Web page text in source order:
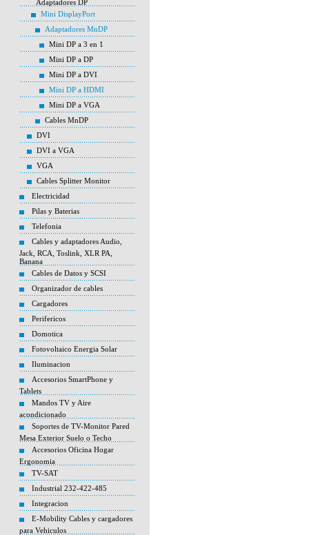
Adaptadores DP
Mini DisplayPort
Adaptadores MnDP
Mini DP a 3 en 1
Mini DP a DP
Mini DP a DVI
Mini DP a HDMI
Mini DP a VGA
Cables MnDP
DVI
DVI a VGA
VGA
Cables Splitter Monitor
Electricidad
Pilas y Baterias
Telefonia
Cables y adaptadores Audio,
Jack, RCA, Toslink, XLR PA,
Banana
Cables de Datos y SCSI
Organizador de cables
Cargadores
Perifericos
Domotica
Fotovoltaico Energia Solar
Iluminacion
Accesorios SmartPhone y
Tablets
Mandos TV y Aire
acondicionado
Soportes de TV-Monitor Pared
Mesa Exterior Suelo o Techo
Accesorios Oficina Hogar
Ergonomia
TV-SAT
Industrial 232-422-485
Integracion
E-Mobility Cables y cargadores
para Vehiculos